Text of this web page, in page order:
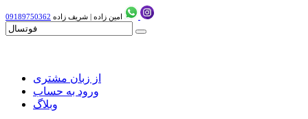
09189750362 امین زاده | شریف زاده
از زبان مشتری
ورود به حساب
وبلاگ